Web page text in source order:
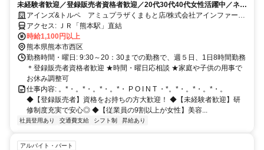
未経験者歓迎／登録販売者資格者歓迎／20代30代40代女性活躍中／ネイ
ルOK／社割あり／交通費支給／駅チカ
アインズ&トルペ アミュプラザくまもと店/株式会社アインファーマ
シーズ
アクセス: ＪＲ「熊本駅」直結
時給1,100円以上
熊本県熊本市西区
勤務時間・曜日: 9:30～20：30までの勤務で、週５日、1日8時間勤務
＊登録販売者資格者歓迎 ★時間・曜日応相談 ★家庭や子供の用事で
お休み調整可
仕事内容: 。*・。*・。*・。*・ P O I N T ・*。*・。*・。*・。
◆【登録販売者】資格をお持ちの方大歓迎！ ◆【未経験者歓迎】研
修制度充実で安心◎ ◆【従業員の9割以上が女性】美容...
社員登用あり 交通費支給 シフト制 昇給あり
アルバイト・パート